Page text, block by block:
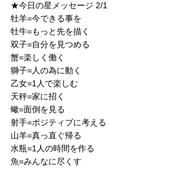
★今日の星メッセージ 2/1
牡羊=今できる事を
牡牛=もっと先を描く
双子=自分を見つめる
蟹=楽しく働く
獅子=人の為に動く
乙女=1人で楽しむ
天秤=家に招く
蠍=面倒を見る
射手=ポジティブに考える
山羊=真っ直ぐ帰る
水瓶=1人の時間を作る
魚=みんなに尽くす